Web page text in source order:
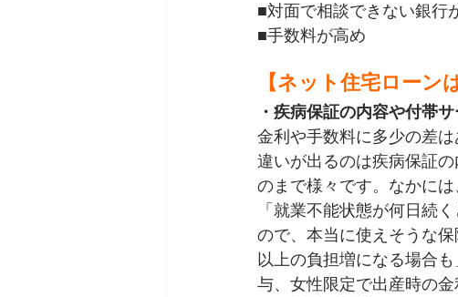
■対面で相談できない銀行
■手数料が高め
【ネット住宅ローン
・疾病保証の内容や付帯
金利や手数料に多少の差
違いが出るのは疾病保証
のまで様々です。なかに
「就業不能状態が何日続
ので、本当に使えそうな
以上の負担増になる場合
与、女性限定で出産時の